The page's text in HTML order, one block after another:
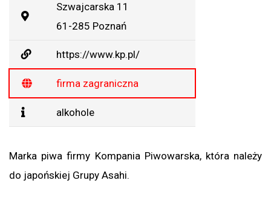
Szwajcarska 11
61-285 Poznań
https://www.kp.pl/
firma zagraniczna
alkohole
Marka piwa firmy Kompania Piwowarska, która należy
do japońskiej Grupy Asahi.